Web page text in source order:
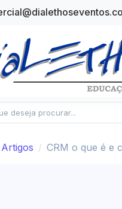
Artigos CRM o que é e